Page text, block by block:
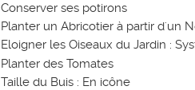
Conserver ses potirons
Planter un Abricotier à partir d'un
Eloigner les Oiseaux du Jardin :
Planter des Tomates
Taille du Buis : En icône